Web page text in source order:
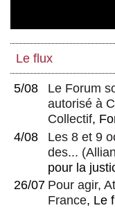
Le flux
5/08
Le Forum
autorisé à
Collectif,
4/08
Les 8 et 9
des... (
pour la
26/07 Pour agir,
France, Le